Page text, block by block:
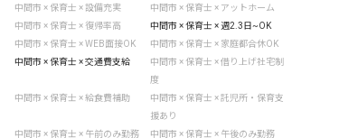
中間市 × 保育士 × 設備充実
中間市 × 保育士 × アットホーム
中間市 × 保育士 × 復帰率高
中間市 × 保育士 × 週2.3日~OK
中間市 × 保育士 × WEB面接OK
中間市 × 保育士 × 家庭都合休OK
中間市 × 保育士 × 交通費支給
中間市 × 保育士 × 借り上げ社宅制
度
中間市 × 保育士 × 給食費補助
中間市 × 保育士 × 託児所・保育支
援あり
中間市 × 保育士 × 午前のみ勤務
中間市 × 保育士 × 午後のみ勤務